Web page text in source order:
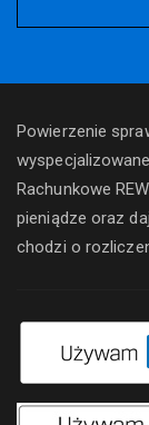
Powierzenie
Rachunkowe
pieniądze oraz
chodzi o